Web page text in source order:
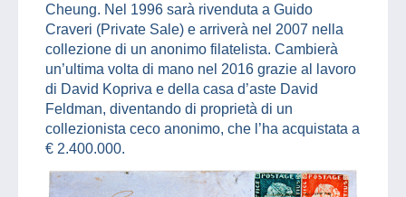
Cheung. Nel 1996 sarà rivenduta a Guido
Craveri (Private Sale) e arriverà nel 2007 nella
collezione di un anonimo filatelista. Cambierà
un’ultima volta di mano nel 2016 grazie al lavoro
di David Kopriva e della casa d’aste David
Feldman, diventando di proprietà di un
collezionista ceco anonimo, che l’ha acquistata a
€ 2.400.000.